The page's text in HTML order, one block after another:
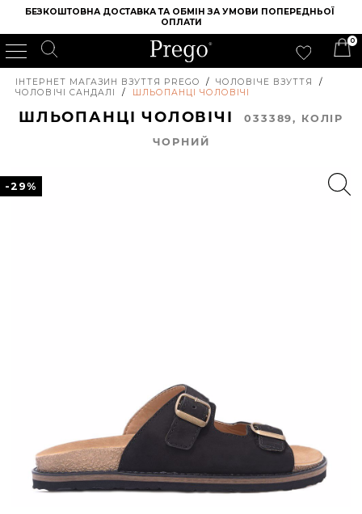
БЕЗКОШТОВНА ДОСТАВКА ТА ОБМІН ЗА УМОВИ ПОПЕРЕДНЬОЇ
ОПЛАТИ
0
ІНТЕРНЕТ МАГАЗИН ВЗУТТЯ PREGO / ЧОЛОВІЧЕ ВЗУТТЯ
/
ЧОЛОВІЧІ САНДАЛІ
/ ШЛЬОПАНЦІ ЧОЛОВІЧІ
ШЛЬОПАНЦІ ЧОЛОВІЧІ033389, КОЛIР
ЧОРНИЙ
-29%